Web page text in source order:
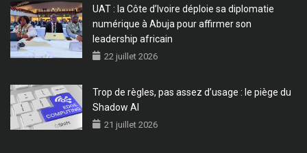
UAT : la Côte d’Ivoire déploie sa diplomatie
numérique à Abuja pour affirmer son
leadership africain
22 juillet 2026
Trop de règles, pas assez d’usage : le piège du
Shadow AI
21 juillet 2026